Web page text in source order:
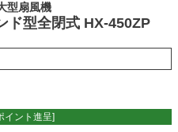
型扇風機
ド型全閉式 HX-450ZP
イント進呈]